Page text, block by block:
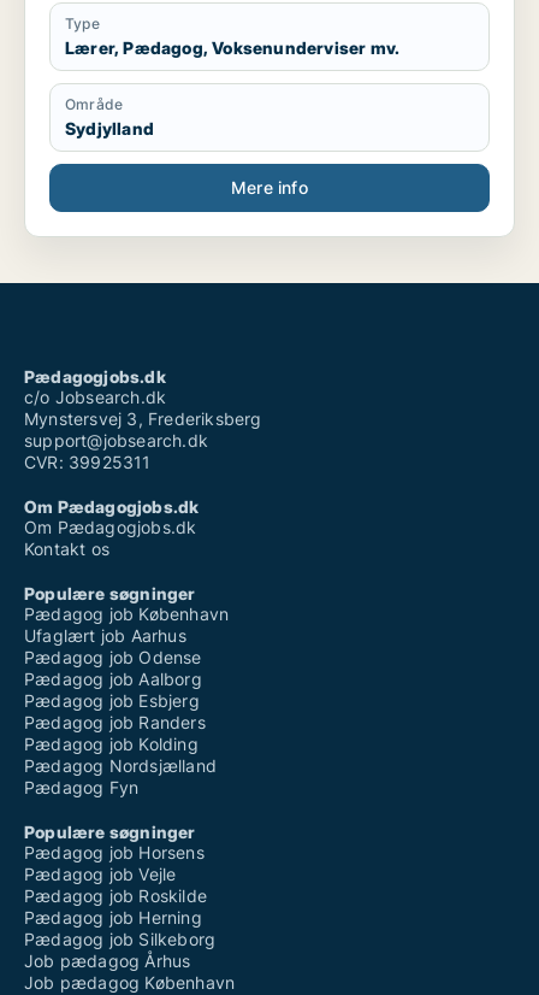
Type
Lærer, Pædagog, Voksenunderviser mv.
Område
Sydjylland
Mere info
Pædagogjobs.dk
c/o Jobsearch.dk
Mynstersvej 3, Frederiksberg
support@jobsearch.dk
CVR: 39925311
Om Pædagogjobs.dk
Om Pædagogjobs.dk
Kontakt os
Populære søgninger
Pædagog job København
Ufaglært job Aarhus
Pædagog job Odense
Pædagog job Aalborg
Pædagog job Esbjerg
Pædagog job Randers
Pædagog job Kolding
Pædagog Nordsjælland
Pædagog Fyn
Populære søgninger
Pædagog job Horsens
Pædagog job Vejle
Pædagog job Roskilde
Pædagog job Herning
Pædagog job Silkeborg
Job pædagog Århus
Job pædagog København